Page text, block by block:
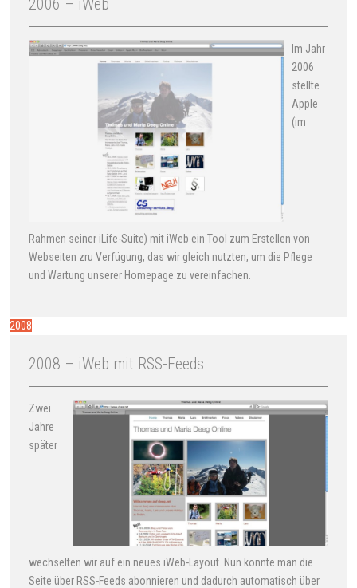
Im Jahr
2006
stellte
Apple
(im
Rahmen seiner iLife-Suite) mit iWeb ein Tool zum Erstellen von
Webseiten zru Verfügung, das wir gleich nutzten, um die Pflege
und Wartung unserer Homepage zu vereinfachen.
2008
2008 – iWeb mit RSS-Feeds
Zwei
Jahre
später
wechselten wir auf ein neues iWeb-Layout. Nun konnte man die
Seite über RSS-Feeds abonnieren und dadurch automatisch über